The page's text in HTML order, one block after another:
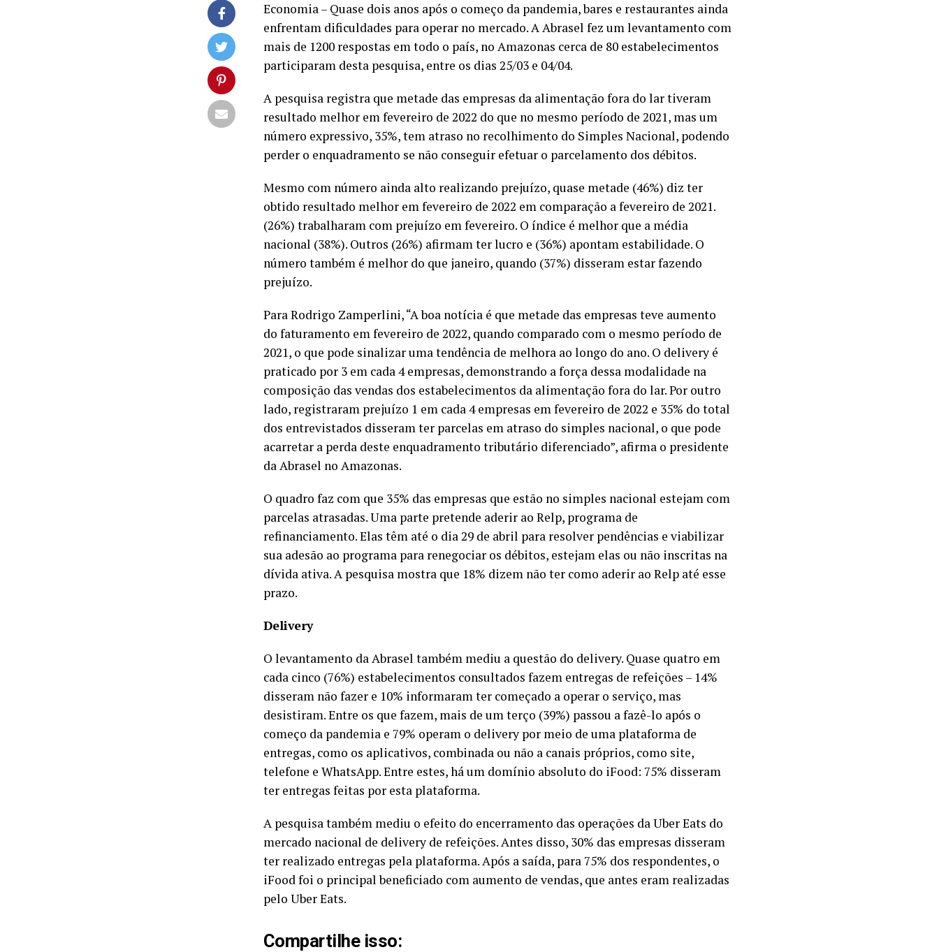
Economia – Quase dois anos após o começo da pandemia, bares e restaurantes ainda
enfrentam dificuldades para operar no mercado. A Abrasel fez um levantamento com
mais de 1200 respostas em todo o país, no Amazonas cerca de 80 estabelecimentos
participaram desta pesquisa, entre os dias 25/03 e 04/04.
A pesquisa registra que metade das empresas da alimentação fora do lar tiveram
resultado melhor em fevereiro de 2022 do que no mesmo período de 2021, mas um
número expressivo, 35%, tem atraso no recolhimento do Simples Nacional, podendo
perder o enquadramento se não conseguir efetuar o parcelamento dos débitos.
Mesmo com número ainda alto realizando prejuízo, quase metade (46%) diz ter
obtido resultado melhor em fevereiro de 2022 em comparação a fevereiro de 2021.
(26%) trabalharam com prejuízo em fevereiro. O índice é melhor que a média
nacional (38%). Outros (26%) afirmam ter lucro e (36%) apontam estabilidade. O
número também é melhor do que janeiro, quando (37%) disseram estar fazendo
prejuízo.
Para Rodrigo Zamperlini, “A boa notícia é que metade das empresas teve aumento
do faturamento em fevereiro de 2022, quando comparado com o mesmo período de
2021, o que pode sinalizar uma tendência de melhora ao longo do ano. O delivery é
praticado por 3 em cada 4 empresas, demonstrando a força dessa modalidade na
composição das vendas dos estabelecimentos da alimentação fora do lar. Por outro
lado, registraram prejuízo 1 em cada 4 empresas em fevereiro de 2022 e 35% do total
dos entrevistados disseram ter parcelas em atraso do simples nacional, o que pode
acarretar a perda deste enquadramento tributário diferenciado”, afirma o presidente
da Abrasel no Amazonas.
O quadro faz com que 35% das empresas que estão no simples nacional estejam com
parcelas atrasadas. Uma parte pretende aderir ao Relp, programa de
refinanciamento. Elas têm até o dia 29 de abril para resolver pendências e viabilizar
sua adesão ao programa para renegociar os débitos, estejam elas ou não inscritas na
dívida ativa. A pesquisa mostra que 18% dizem não ter como aderir ao Relp até esse
prazo.
Delivery
O levantamento da Abrasel também mediu a questão do delivery. Quase quatro em
cada cinco (76%) estabelecimentos consultados fazem entregas de refeições – 14%
disseram não fazer e 10% informaram ter começado a operar o serviço, mas
desistiram. Entre os que fazem, mais de um terço (39%) passou a fazê-lo após o
começo da pandemia e 79% operam o delivery por meio de uma plataforma de
entregas, como os aplicativos, combinada ou não a canais próprios, como site,
telefone e WhatsApp. Entre estes, há um domínio absoluto do iFood: 75% disseram
ter entregas feitas por esta plataforma.
A pesquisa também mediu o efeito do encerramento das operações da Uber Eats do
mercado nacional de delivery de refeições. Antes disso, 30% das empresas disseram
ter realizado entregas pela plataforma. Após a saída, para 75% dos respondentes, o
iFood foi o principal beneficiado com aumento de vendas, que antes eram realizadas
pelo Uber Eats.
Compartilhe isso: